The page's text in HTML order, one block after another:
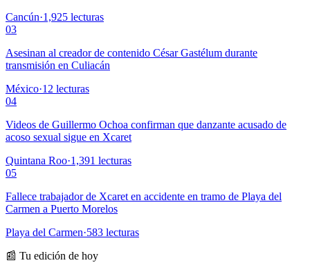
Cancún·1,925 lecturas
03
Asesinan al creador de contenido César Gastélum durante
transmisión en Culiacán
México·12 lecturas
04
Videos de Guillermo Ochoa confirman que danzante acusado de
acoso sexual sigue en Xcaret
Quintana Roo·1,391 lecturas
05
Fallece trabajador de Xcaret en accidente en tramo de Playa del
Carmen a Puerto Morelos
Playa del Carmen·583 lecturas
📰 Tu edición de hoy